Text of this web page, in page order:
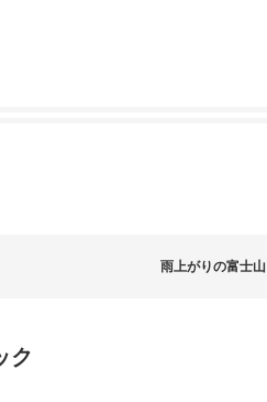
雨上がりの富士山
ク